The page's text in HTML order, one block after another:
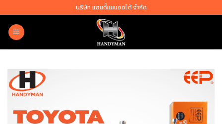
to
content
บริษัท แฮนดี้แมนออโต้ จำกัด